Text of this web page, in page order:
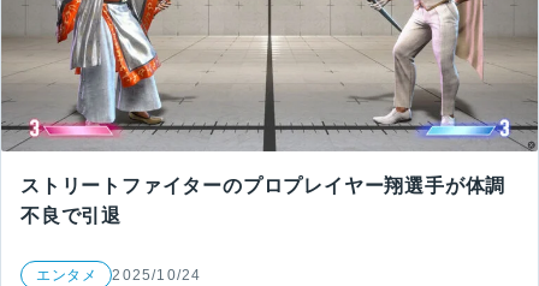
ストリートファイターのプロプレイヤー翔選手が体調
不良で引退
エンタメ 2025/10/24